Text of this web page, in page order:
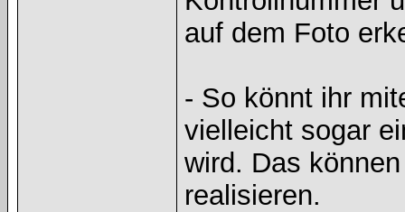
auf dem Foto
- So könnt ihr
vielleicht sogar
wird. Das
realisieren.